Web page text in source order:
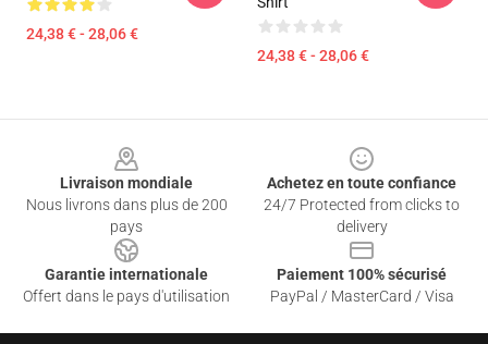
24,38 € - 28,06 €
24,38 € - 28,06 €
Livraison mondiale
Nous livrons dans plus de 200
pays
Achetez en toute confiance
24/7 Protected from clicks to
delivery
Garantie internationale
Offert dans le pays d'utilisation
Paiement 100% sécurisé
PayPal / MasterCard / Visa